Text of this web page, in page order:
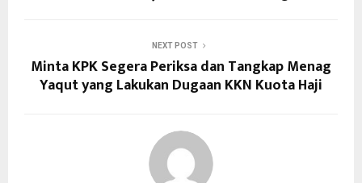
NEXT POST
Minta KPK Segera Periksa dan Tangkap Menag
Yaqut yang Lakukan Dugaan KKN Kuota Haji